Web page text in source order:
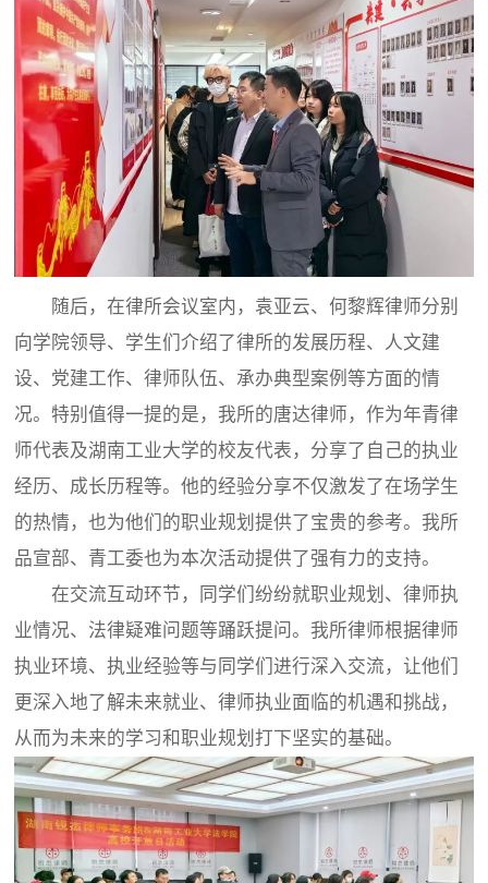
随后，在律所会议室内，袁亚云、何黎辉律师分别
向学院领导、学生们介绍了律所的发展历程、人文建
设、党建工作、律师队伍、承办典型案例等方面的情
况。特别值得一提的是，我所的唐达律师，作为年青律
师代表及湖南工业大学的校友代表，分享了自己的执业
经历、成长历程等。他的经验分享不仅激发了在场学生
的热情，也为他们的职业规划提供了宝贵的参考。我所
品宣部、青工委也为本次活动提供了强有力的支持。
在交流互动环节，同学们纷纷就职业规划、律师执
业情况、法律疑难问题等踊跃提问。我所律师根据律师
执业环境、执业经验等与同学们进行深入交流，让他们
更深入地了解未来就业、律师执业面临的机遇和挑战，
从而为未来的学习和职业规划打下坚实的基础。